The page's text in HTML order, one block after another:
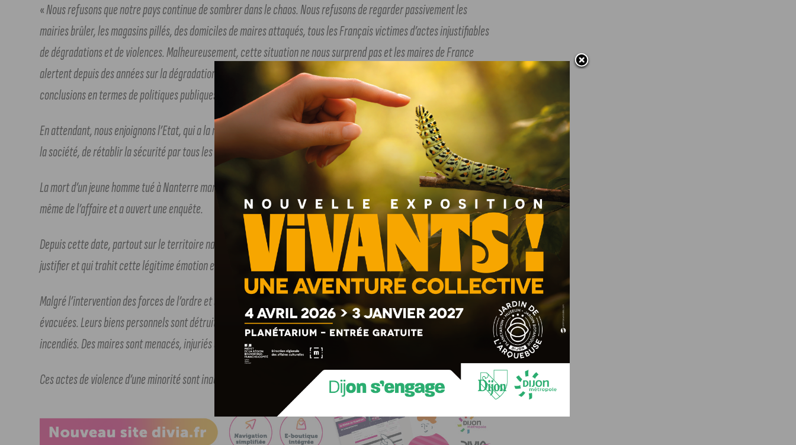
«Nous refusons que notre pays continue de sombrer dans le chaos. Nous refusons de regarder passivement les
mairies brûler, les magasins pillés, des domiciles de maires attaqués, tous les Français victimes d’actes injustifiables
de dégradations et de violences. Malheureusement, cette situation ne nous surprend pas et les maires de France
alertent depuis des années sur la dégradation de notre société. Il faudra en tirer le moment venu toutes les
conclusions en termes de politiques publiques nationales.
En attendant, nous enjoignons l’Etat, qui a la responsabilité du maintien de l’ordre et dont la vocation est de protéger
la société, de rétablir la sécurité par tous les moyens opérationnels et en droit dont il dispose.
La mort d’un jeune homme tué à Nanterre mardi dernier a soulevé une grande émotion. La justice s’est saisie le jour
même de l’affaire et a ouvert une enquête.
Depuis cette date, partout sur le territoire national, nous faisons face à un cycle inouï de violences, que rien ne peut
justifier et qui trahit cette légitime émotion en la transformant en une délinquance de droit commun.
Malgré l’intervention des forces de l’ordre et des pompiers, des familles sont mises en danger et doivent être
évacuées. Leurs biens personnels sont détruits. Des commerces et des entreprises voient leurs locaux pillés et
incendiés. Des maires sont menacés, injuriés ou frappés. Les bâtiments communaux sont saccagés.
Ces actes de violence d’une minorité sont inacceptables et pénalisent en premier lieu l’ensemble des habitants.